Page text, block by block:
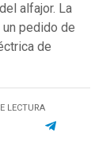
alfajor. La
pedido de
de
LECTURA